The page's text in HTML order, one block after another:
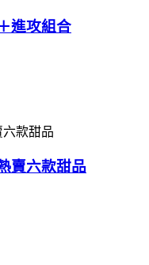
進攻組合
賣六款甜品